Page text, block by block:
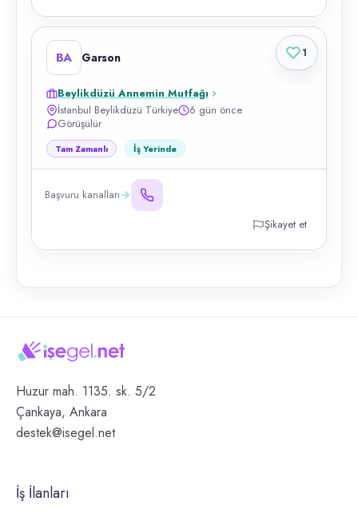
BA Garson
Beylikdüzü Annemin Mutfağı
İstanbul Beylikdüzü Türkiye
6 gün önce
Görüşülür
Tam Zamanlı İş Yerinde
Başvuru kanalları
Şikayet et
1
Huzur mah. 1135. sk. 5/2
Çankaya, Ankara
destek@isegel.net
İş İlanları